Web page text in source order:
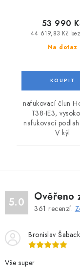
Na dotaz
44 619,83 Kč
53 990
nafukovací člun
T38-IE3,
nafukovací
V kýl
5.0 Ověřeno
361 recenzí.
Bronislav
Vše super